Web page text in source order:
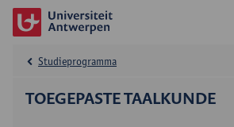
TOEGEPASTE TAALKUNDE
Studieprogramma